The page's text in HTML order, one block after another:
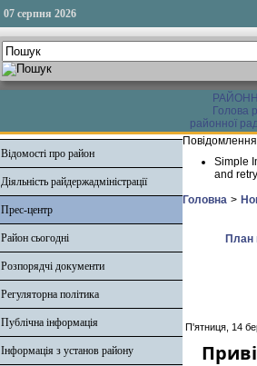
07 серпня 2026
Голова
районної
Відомості про район
Діяльність райдержадміністрації
Прес-центр
Район сьогодні
Розпорядчі документи
Регуляторна політика
Публічна інформація
Інформація з установ району
Повідомлення
Simple
and
Головна >
План
П'ятниця, 14